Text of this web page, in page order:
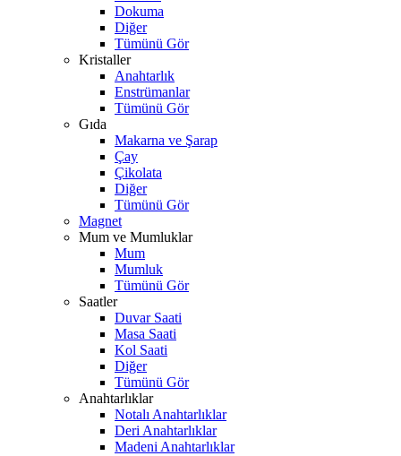
Dokuma
Diğer
Tümünü Gör
Kristaller
Anahtarlık
Enstrümanlar
Tümünü Gör
Gıda
Makarna ve Şarap
Çay
Çikolata
Diğer
Tümünü Gör
Magnet
Mum ve Mumluklar
Mum
Mumluk
Tümünü Gör
Saatler
Duvar Saati
Masa Saati
Kol Saati
Diğer
Tümünü Gör
Anahtarlıklar
Notalı Anahtarlıklar
Deri Anahtarlıklar
Madeni Anahtarlıklar